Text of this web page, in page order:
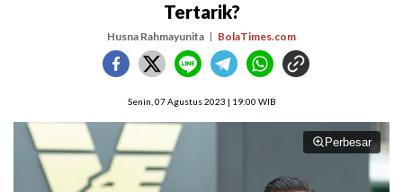
Tertarik?
Husna Rahmayunita BolaTimes.com
Senin, 07 Agustus 2023 | 19:00 WIB
Perbesar